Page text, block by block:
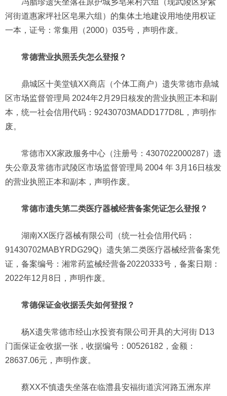
河街道惠家坪社区皂果六组）的集体土地建设用地使用权证
一本，证号：常集用（2000）035号，声明作废。
常德营业执照丢失怎么登报？
鼎城区十美堂镇XX商店（个体工商户）遗失常德市鼎城
区市场监督管理局 2024年2月29日核发的营业执照正本和副
本，统一社会信用代码：92430703MADD177D8L，声明作
废。
常德市XX家政服务中心（注册号：4307022000287）遗
失公章及常德市武陵区市场监督管理局 2004 年 3月16日核发
的营业执照正本和副本，声明作废。
常德市遗失第二类医疗器械经营备案凭证怎么登报？
湖南XX医疗器械有限公司（统一社会信用代码：
91430702MABYRDG29Q）遗失第二类医疗器械经营备案凭
证，备案编号：湘常药监械经营备20220333号，备案日期：
2022年12月8日，声明作废。
常德保证金收据丢失如何登报？
杨X遗失常德市经山水投资有限公司开具的大河街 D13
门面保证金收据一张，收据编号：00526182，金额：
28637.06元，声明作废。
蔡XX不慎遗失坐落在临澧县安福街道滨河路五洲东岸